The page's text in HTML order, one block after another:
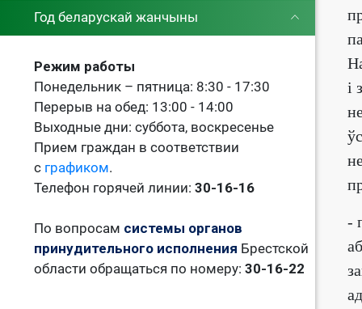
Год беларускай жанчыны
Режим работы
Понедельник – пятница: 8:30 - 17:30
Перерыв на обед: 13:00 - 14:00
Выходные дни: суббота, воскресенье
Прием граждан в соответствии
с графиком.
Телефон горячей линии: 30-16-16
По вопросам системы органов
принудительного исполнения Брестской
области обращаться по номеру: 30-16-22
і
-